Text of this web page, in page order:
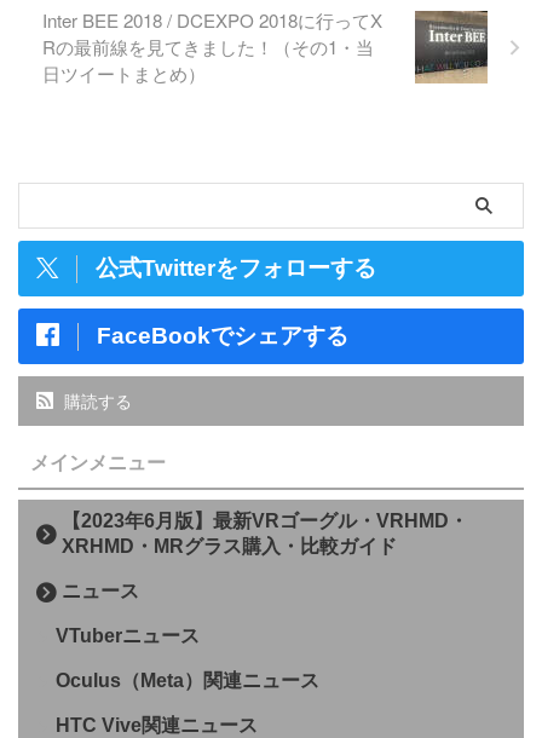
Inter BEE 2018 / DCEXPO 2018に行ってX
Rの最前線を見てきました！（その1・当
日ツイートまとめ）
公式Twitterをフォローする
FaceBookでシェアする
購読する
メインメニュー
【2023年6月版】最新VRゴーグル・VRHMD・
XRHMD・MRグラス購入・比較ガイド
ニュース
VTuberニュース
Oculus（Meta）関連ニュース
HTC Vive関連ニュース